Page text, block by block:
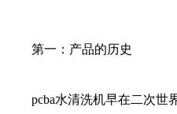
第一：产品的历史
pcba水清洗机早在二次世